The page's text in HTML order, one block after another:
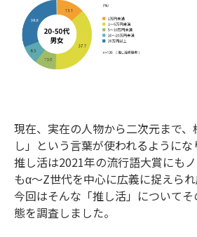
現在、実在の人物から二次元まで
し」という言葉が使われるようにな
推し活は2021年の流行語大賞にも
もα～Z世代を中心に広義に捉えられ
今回はそんな「推し活」について
態を調査しました。